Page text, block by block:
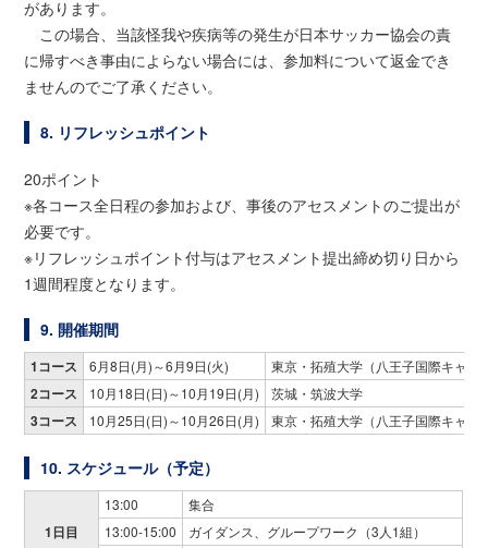
があります。
この場合、当該怪我や疾病等の発生が日本サッカー協会の責
に帰すべき事由によらない場合には、参加料について返金でき
ませんのでご了承ください。
8. リフレッシュポイント
20ポイント
※各コース全日程の参加および、事後のアセスメントのご提出が
必要です。
※リフレッシュポイント付与はアセスメント提出締め切り日から
1週間程度となります。
9. 開催期間
1コース 6月8日(月)～6月9日(火) 東京・拓殖大学（八王子国際キャン
2コース 10月18日(日)～10月19日(月) 茨城・筑波大学
3コース 10月25日(日)～10月26日(月) 東京・拓殖大学（八王子国際キャン
10. スケジュール（予定）
1日目
13:00
集合
13:00-15:00
ガイダンス、グループワーク（3人1組）